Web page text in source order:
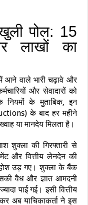
पोल: 15
लाखों का
में आने वाले भारी चढ़ावे और
और सेवादारों को
के मुताबिक, इन
के बाद हर महीने
या मानदेय मिलता है।
शुक्ला की गिरफ्तारी से
और वित्तीय लेनदेन की
होश उड़ गए। शुक्ला के बैंक
वैध और ज्ञात आमदनी
पाई गई। इसी वित्तीय
अब याचिकाकर्ता ने इस